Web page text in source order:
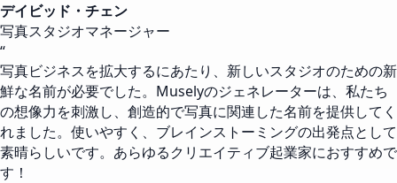
デイビッド・チェン
写真スタジオマネージャー
“
写真ビジネスを拡大するにあたり、新しいスタジオのための新
鮮な名前が必要でした。Muselyのジェネレーターは、私たち
の想像力を刺激し、創造的で写真に関連した名前を提供してく
れました。使いやすく、ブレインストーミングの出発点として
素晴らしいです。あらゆるクリエイティブ起業家におすすめで
す！